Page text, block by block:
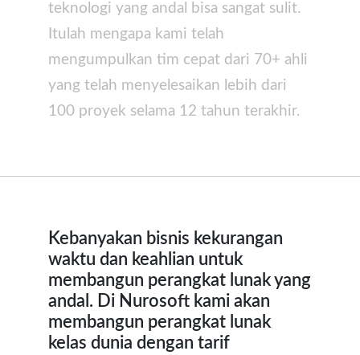
teknologi yang andal bisa sangat sulit.
Itulah mengapa kami telah
mengumpulkan tim cepat dari 70+ ahli
yang telah menyelesaikan lebih dari
100 proyek selama 12 tahun terakhir.
Kebanyakan bisnis kekurangan
waktu dan keahlian untuk
membangun perangkat lunak yang
andal. Di Nurosoft kami akan
membangun perangkat lunak
kelas dunia dengan tarif